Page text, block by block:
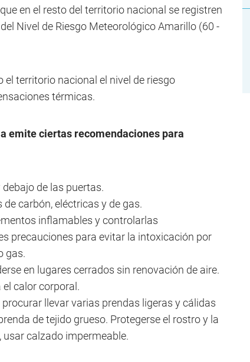
en el resto del territorio nacional se registren
Nivel de Riesgo Meteorológico Amarillo (60 -
territorio nacional el nivel de riesgo
térmicas.
emite ciertas recomendaciones para
de las puertas.
carbón, eléctricas y de gas.
inflamables y controlarlas
precauciones para evitar la intoxicación por
gas.
en lugares cerrados sin renovación de aire.
el calor corporal.
llevar varias prendas ligeras y cálidas
de tejido grueso. Protegerse el rostro y la
usar calzado impermeable.